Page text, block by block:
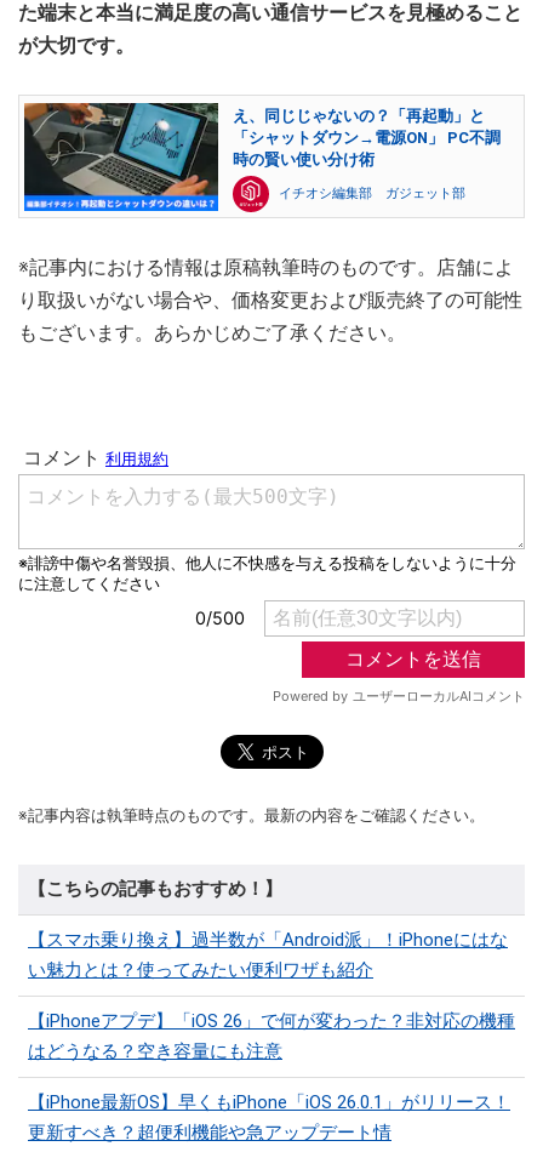
た端末と本当に満足度の高い通信サービスを見極めること
が大切です。
え、同じじゃないの？「再起動」と
「シャットダウン→電源ON」 PC不調
時の賢い使い分け術
イチオシ編集部 ガジェット部
※記事内における情報は原稿執筆時のものです。店舗によ
り取扱いがない場合や、価格変更および販売終了の可能性
もございます。あらかじめご了承ください。
※記事内容は執筆時点のものです。最新の内容をご確認ください。
【こちらの記事もおすすめ！】
【スマホ乗り換え】過半数が「Android派」！iPhoneにはな
い魅力とは？使ってみたい便利ワザも紹介
【iPhoneアプデ】「iOS 26」で何が変わった？非対応の機種
はどうなる？空き容量にも注意
【iPhone最新OS】早くもiPhone「iOS 26.0.1」がリリース！
更新すべき？超便利機能や急アップデート情